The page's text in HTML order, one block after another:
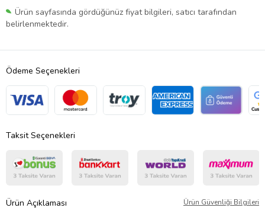
Ürün sayfasında gördüğünüz fiyat bilgileri, satıcı tarafından
belirlenmektedir.
Ödeme Seçenekleri
Taksit Seçenekleri
Ürün Açıklaması Ürün Güvenliği Bilgileri